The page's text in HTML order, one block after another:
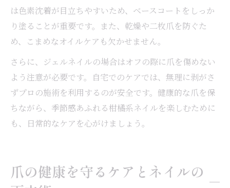
は色素沈着が目立ちやすいため、ベースコートをしっか
り塗ることが重要です。また、乾燥や二枚爪を防ぐた
め、こまめなオイルケアも欠かせません。
さらに、ジェルネイルの場合はオフの際に爪を傷めない
よう注意が必要です。自宅でのケアでは、無理に剥がさ
ずプロの施術を利用するのが安全です。健康的な爪を保
ちながら、季節感あふれる柑橘系ネイルを楽しむために
も、日常的なケアを心がけましょう。
爪の健康を守るケアとネイルの